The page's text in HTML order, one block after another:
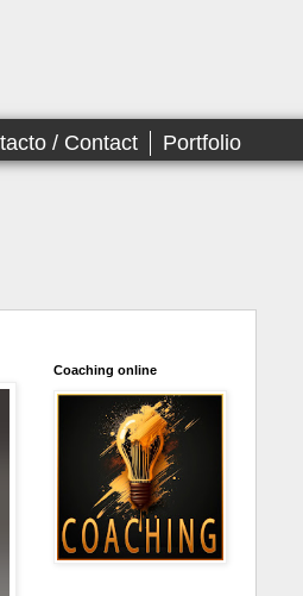
/ Contact Portfolio
Coaching online